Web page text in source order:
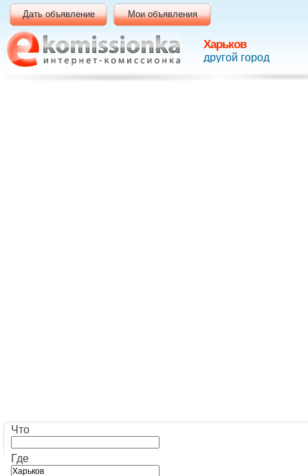
Харьков
другой город
Дать объявление Мои объявления
Что
Где